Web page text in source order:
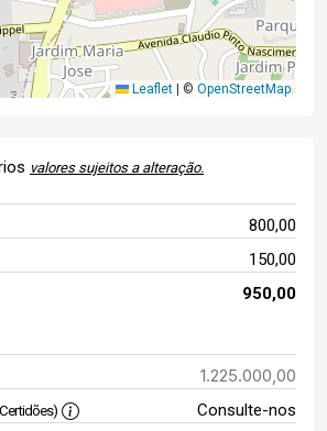
Leaflet | © OpenStreetMap
valores sujeitos a alteração.
800,00
150,00
950,00
1.225.000,00
Certidões) Consulte-nos